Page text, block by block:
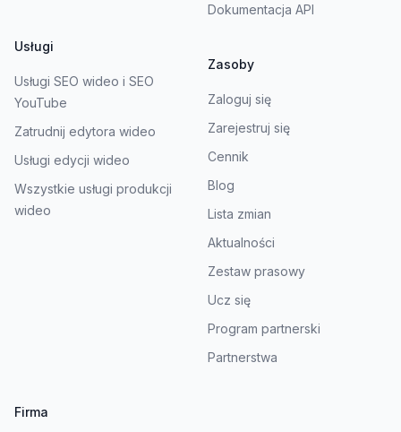
Usługi
Usługi SEO wideo i SEO
YouTube
Zatrudnij edytora wideo
Usługi edycji wideo
Wszystkie usługi produkcji
wideo
Dokumentacja API
Zasoby
Zaloguj się
Zarejestruj się
Cennik
Blog
Lista zmian
Aktualności
Zestaw prasowy
Ucz się
Program partnerski
Partnerstwa
Firma